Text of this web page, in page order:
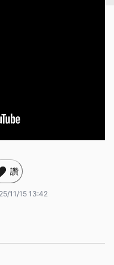
讚
11/15 13:42